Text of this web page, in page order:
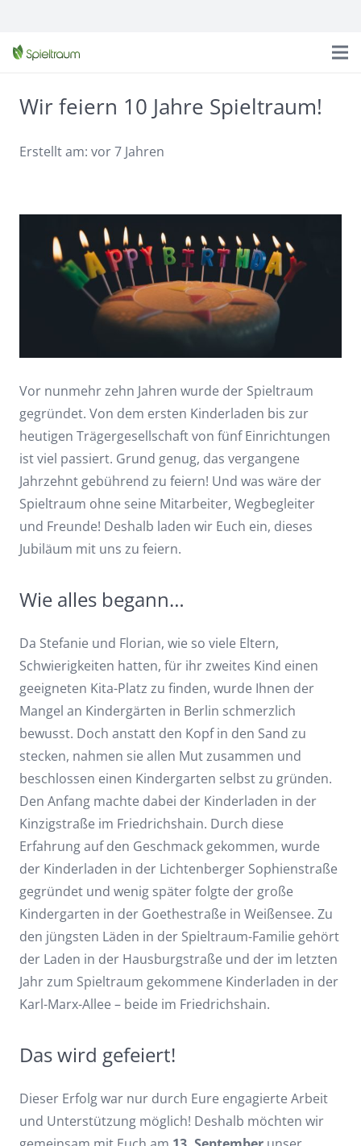
Wir feiern 10 Jahre Spieltraum!
Erstellt am: vor 7 Jahren
Vor nunmehr zehn Jahren wurde der Spieltraum
gegründet. Von dem ersten Kinderladen bis zur
heutigen Trägergesellschaft von fünf Einrichtungen
ist viel passiert. Grund genug, das vergangene
Jahrzehnt gebührend zu feiern! Und was wäre der
Spieltraum ohne seine Mitarbeiter, Wegbegleiter
und Freunde! Deshalb laden wir Euch ein, dieses
Jubiläum mit uns zu feiern.
Wie alles begann…
Da Stefanie und Florian, wie so viele Eltern,
Schwierigkeiten hatten, für ihr zweites Kind einen
geeigneten Kita-Platz zu finden, wurde Ihnen der
Mangel an Kindergärten in Berlin schmerzlich
bewusst. Doch anstatt den Kopf in den Sand zu
stecken, nahmen sie allen Mut zusammen und
beschlossen einen Kindergarten selbst zu gründen.
Den Anfang machte dabei der Kinderladen in der
Kinzigstraße im Friedrichshain. Durch diese
Erfahrung auf den Geschmack gekommen, wurde
der Kinderladen in der Lichtenberger Sophienstraße
gegründet und wenig später folgte der große
Kindergarten in der Goethestraße in Weißensee. Zu
den jüngsten Läden in der Spieltraum-Familie gehört
der Laden in der Hausburgstraße und der im letzten
Jahr zum Spieltraum gekommene Kinderladen in der
Karl-Marx-Allee – beide im Friedrichshain.
Das wird gefeiert!
Dieser Erfolg war nur durch Eure engagierte Arbeit
und Unterstützung möglich! Deshalb möchten wir